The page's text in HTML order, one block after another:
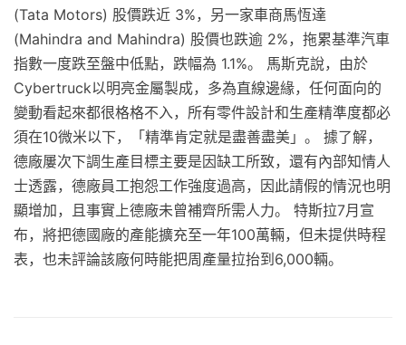
(Tata Motors) 股價跌近 3%，另一家車商馬恆達
(Mahindra and Mahindra) 股價也跌逾 2%，拖累基準汽車
指數一度跌至盤中低點，跌幅為 1.1%。 馬斯克說，由於
Cybertruck以明亮金屬製成，多為直線邊緣，任何面向的
變動看起來都很格格不入，所有零件設計和生產精準度都必
須在10微米以下，「精準肯定就是盡善盡美」。 據了解，
德廠屢次下調生產目標主要是因缺工所致，還有內部知情人
士透露，德廠員工抱怨工作強度過高，因此請假的情況也明
顯增加，且事實上德廠未曾補齊所需人力。 特斯拉7月宣
布，將把德國廠的產能擴充至一年100萬輛，但未提供時程
表，也未評論該廠何時能把周產量拉抬到6,000輛。